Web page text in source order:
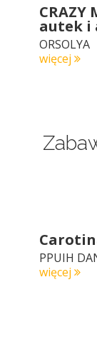
CRAZY
autek i
ORSOLYA
więcej
PPUIH
więcej